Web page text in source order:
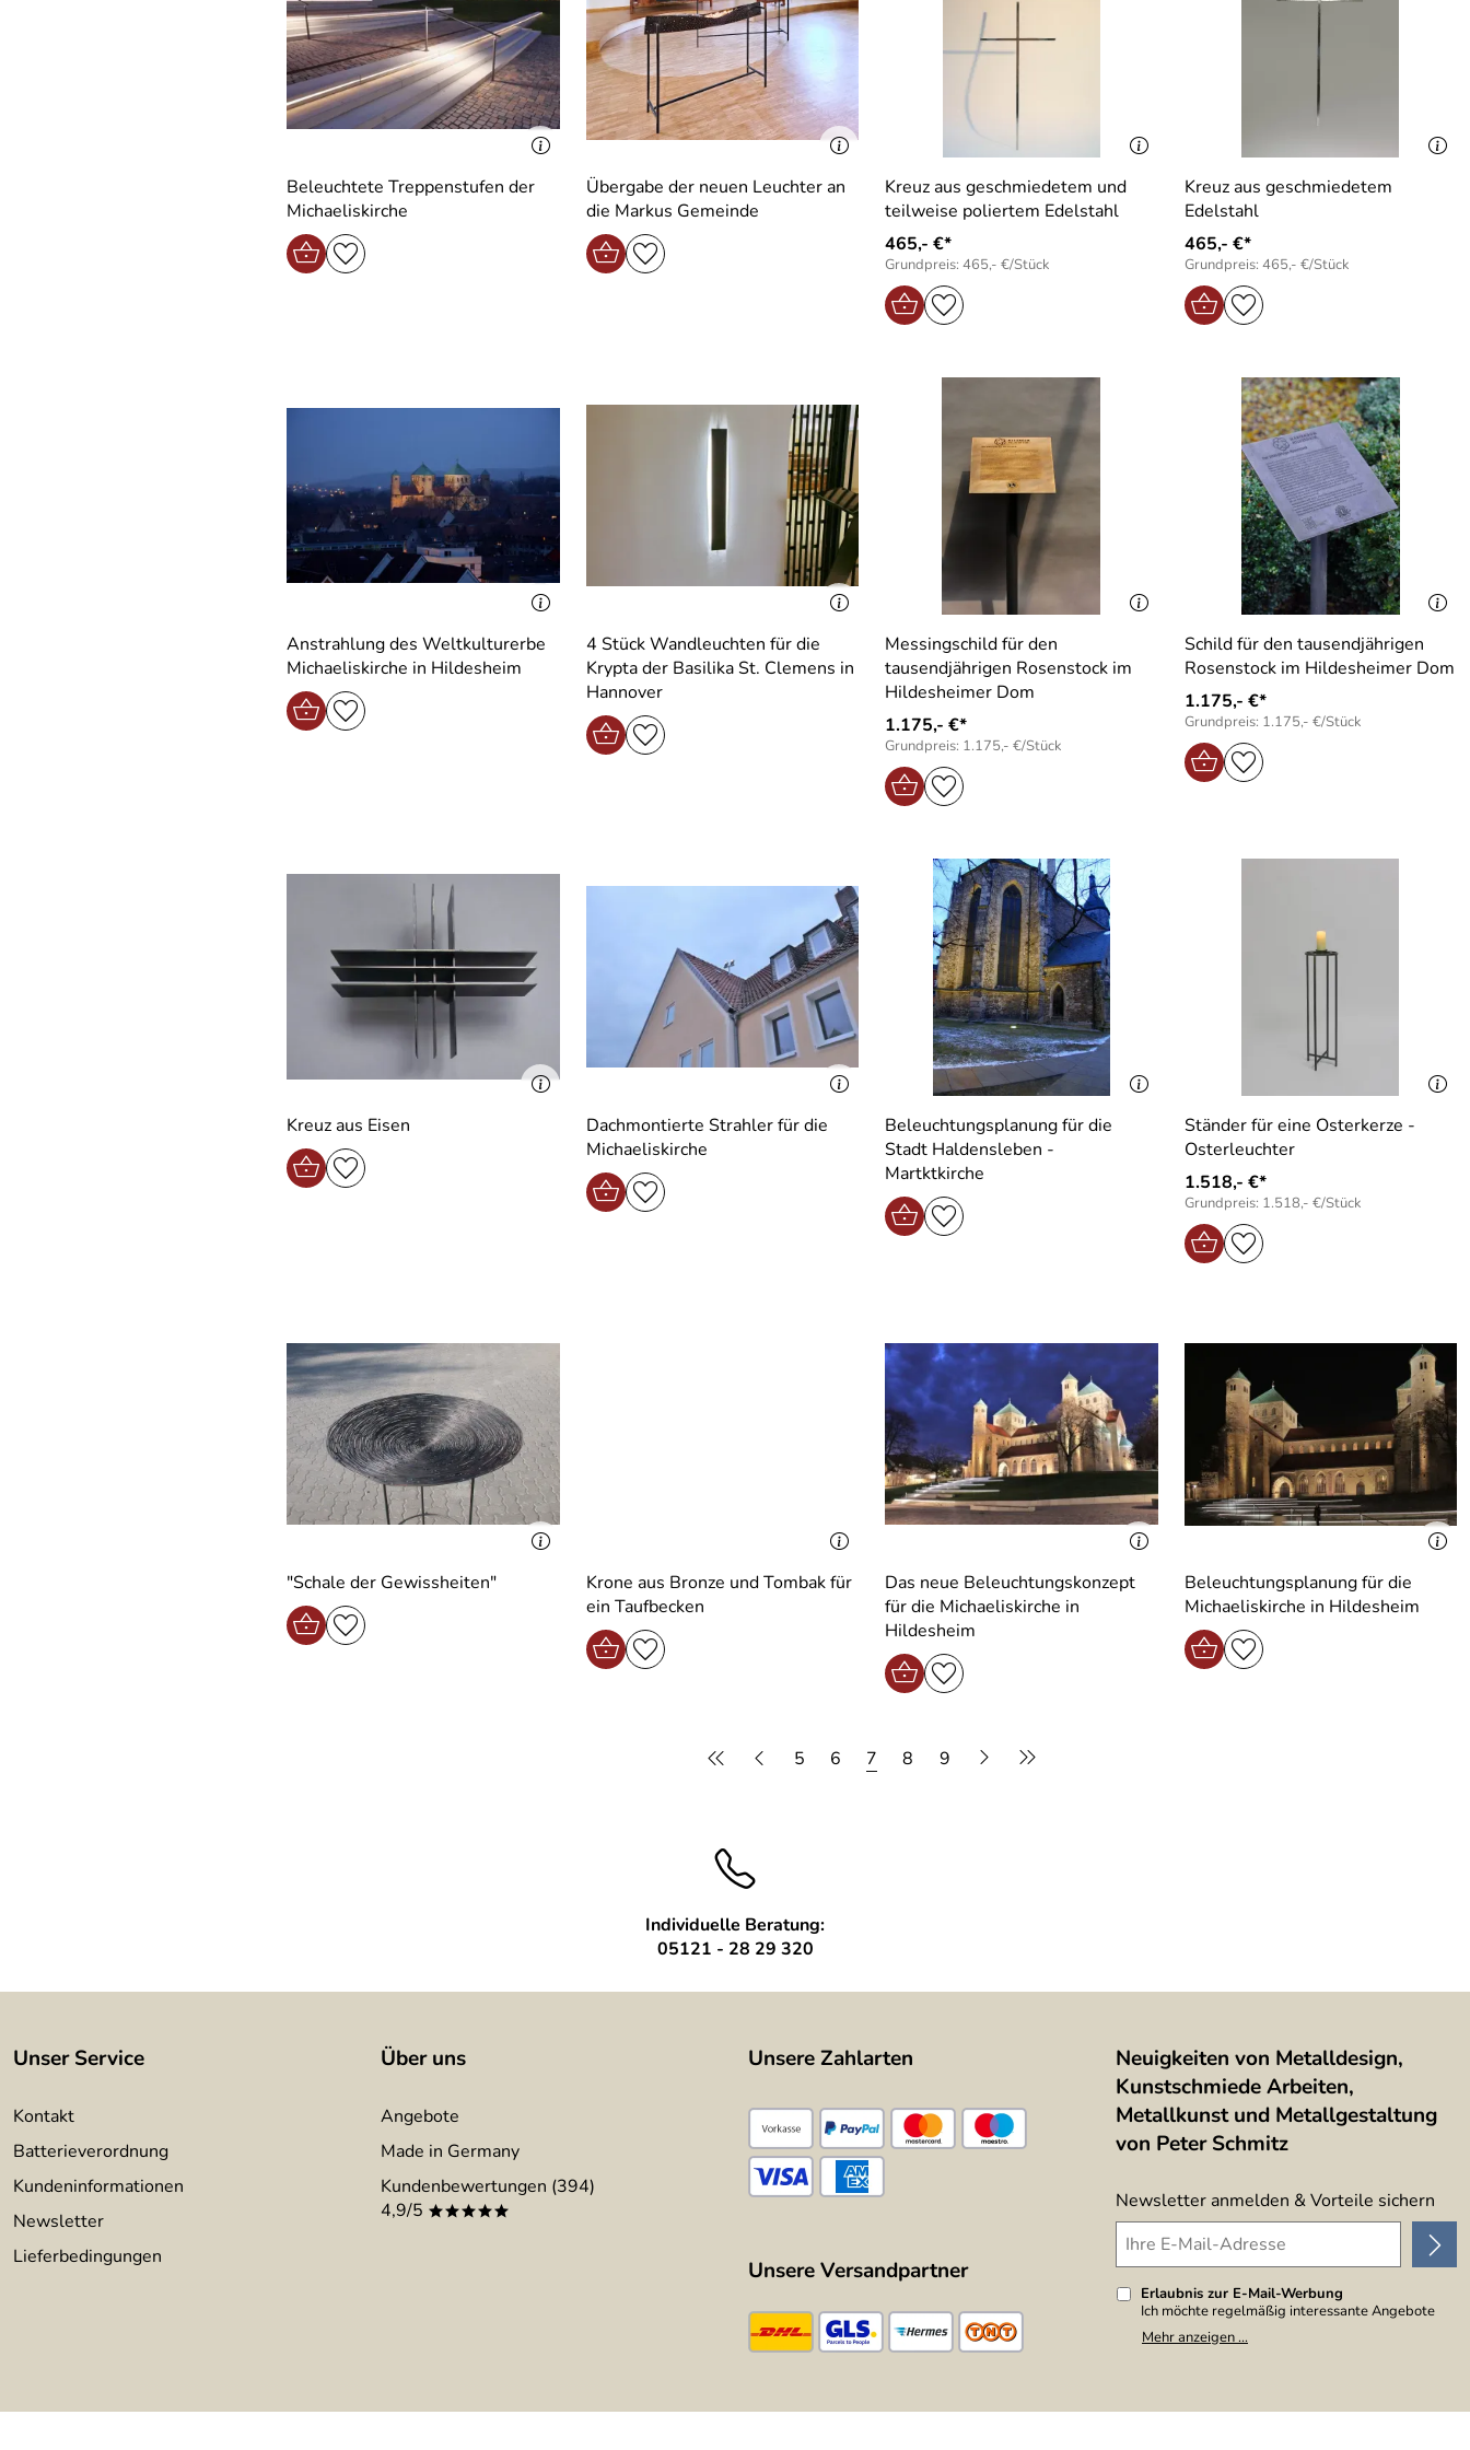
Beleuchtete Treppenstufen der
Michaeliskirche
Übergabe der neuen Leuchter an
die Markus Gemeinde
Kreuz aus geschmiedetem und
teilweise poliertem Edelstahl
465,- €*
Grundpreis: 465,- €/Stück
Kreuz aus geschmiedetem
Edelstahl
465,- €*
Grundpreis: 465,- €/Stück
Anstrahlung des Weltkulturerbe
Michaeliskirche in Hildesheim
4 Stück Wandleuchten für die
Krypta der Basilika St. Clemens in
Hannover
Messingschild für den
tausendjährigen Rosenstock im
Hildesheimer Dom
1.175,- €*
Grundpreis: 1.175,- €/Stück
Schild für den tausendjährigen
Rosenstock im Hildesheimer Dom
1.175,- €*
Grundpreis: 1.175,- €/Stück
Kreuz aus Eisen
Dachmontierte Strahler für die
Michaeliskirche
Beleuchtungsplanung für die
Stadt Haldensleben -
Martktkirche
Ständer für eine Osterkerze -
Osterleuchter
1.518,- €*
Grundpreis: 1.518,- €/Stück
"Schale der Gewissheiten"
Krone aus Bronze und Tombak für
ein Taufbecken
Das neue Beleuchtungskonzept
für die Michaeliskirche in
Hildesheim
Beleuchtungsplanung für die
Michaeliskirche in Hildesheim
5 6 7 8 9
Individuelle Beratung:
05121 - 28 29 320
Unser Service
Kontakt
Batterieverordnung
Kundeninformationen
Newsletter
Lieferbedingungen
Über uns
Angebote
Made in Germany
Kundenbewertungen (394)
4,9/5 *****
Unsere Zahlarten
Unsere Versandpartner
Neuigkeiten von Metalldesign,
Kunstschmiede Arbeiten,
Metallkunst und Metallgestaltung
von Peter Schmitz
Newsletter anmelden & Vorteile sichern
Erlaubnis zur E-Mail-Werbung
Ich möchte regelmäßig interessante Angebote
per E-Mail erhalten. Meine E-Mail-Adresse wird
nicht an andere Unternehmen weitergegeben. Zu
welche konkrete Person geklickt hat. Diese
Mehr anzeigen ...